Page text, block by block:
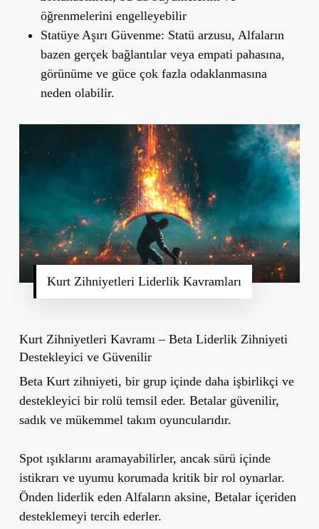
öğrenmelerini engelleyebilir
Statüye Aşırı Güvenme: Statü arzusu, Alfaların
bazen gerçek bağlantılar veya empati pahasına,
görünüme ve güce çok fazla odaklanmasına
neden olabilir.
Kurt Zihniyetleri Liderlik Kavramları
Kurt Zihniyetleri Kavramı – Beta Liderlik Zihniyeti
Destekleyici ve Güvenilir
Beta Kurt zihniyeti, bir grup içinde daha işbirlikçi ve
destekleyici bir rolü temsil eder. Betalar güvenilir,
sadık ve mükemmel takım oyuncularıdır.
Spot ışıklarını aramayabilirler, ancak sürü içinde
istikrarı ve uyumu korumada kritik bir rol oynarlar.
Önden liderlik eden Alfaların aksine, Betalar içeriden
desteklemeyi tercih ederler.